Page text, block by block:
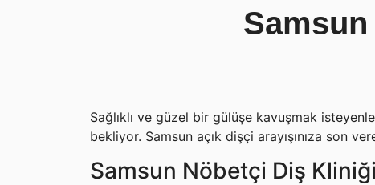
Sağlıklı ve güzel bir gülüşe kavuşmak
bekliyor. Samsun açık dişçi arayışınıza son
Samsun Nöbetçi Diş Kliniği